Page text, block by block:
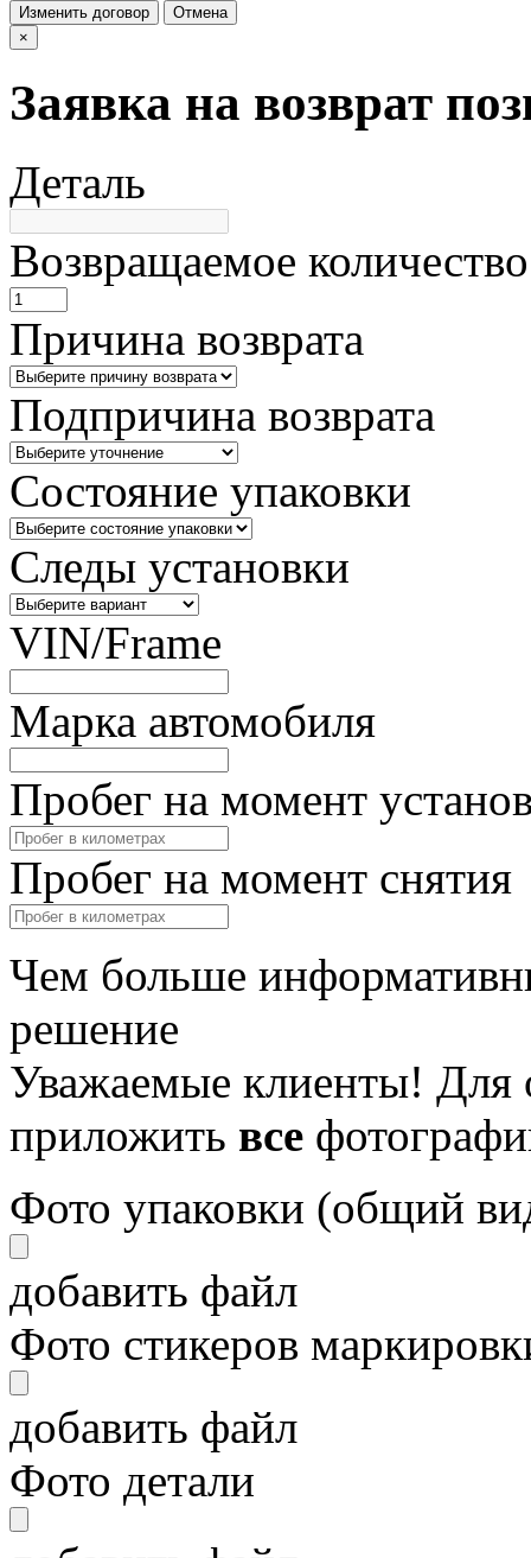
Изменить договор
Отмена
×
Заявка на возврат
Деталь
Возвращаемое количество
Причина возврата
Подпричина возврата
Состояние упаковки
Следы установки
VIN/Frame
Марка автомобиля
Пробег на момент
Пробег на момент снятия
Чем больше
решение
Уважаемые клиенты! Для
приложить все
Фото упаковки (общий
добавить файл
Фото стикеров
добавить файл
Фото детали